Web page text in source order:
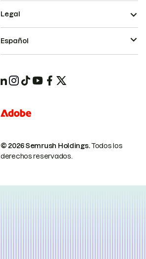
© 2026 Semrush Holdings.Todos los
derechos reservados.
Legal
Español